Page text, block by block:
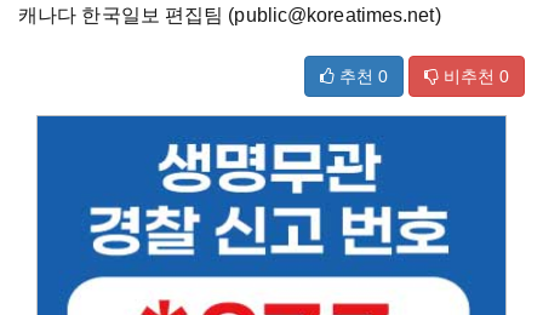
캐나다 한국일보 편집팀 (public@koreatimes.net)
추천 0 비추천 0